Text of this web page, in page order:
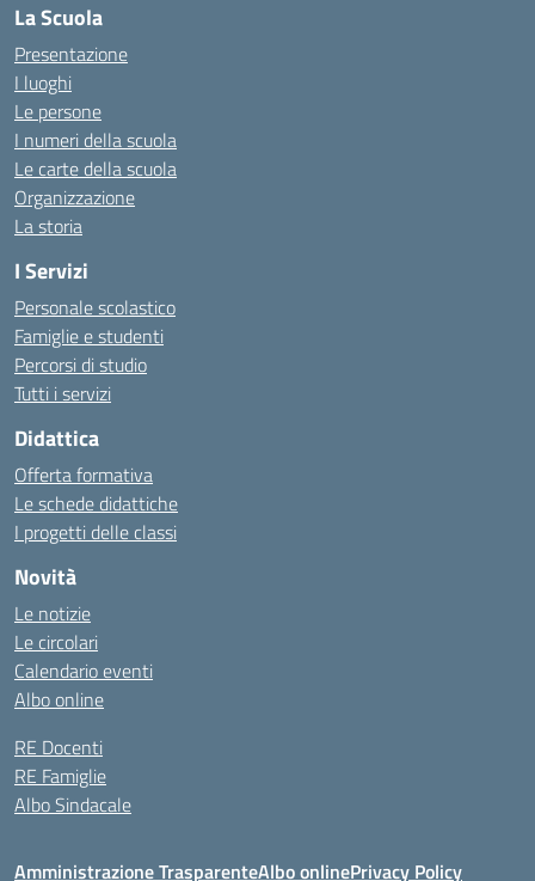
La Scuola
Presentazione
I luoghi
Le persone
I numeri della scuola
Le carte della scuola
Organizzazione
La storia
I Servizi
Personale scolastico
Famiglie e studenti
Percorsi di studio
Tutti i servizi
Didattica
Offerta formativa
Le schede didattiche
I progetti delle classi
Novità
Le notizie
Le circolari
Calendario eventi
Albo online
RE Docenti
RE Famiglie
Albo Sindacale
Amministrazione TrasparenteAlbo onlinePrivacy Policy